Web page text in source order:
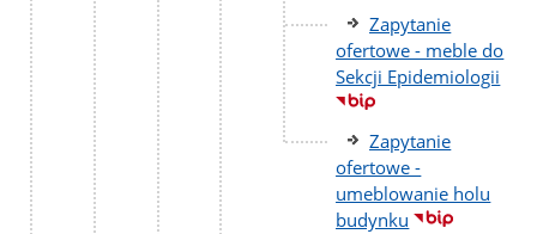
Zapytanie
ofertowe - meble do
Sekcji Epidemiologii
Zapytanie
ofertowe -
umeblowanie holu
budynku